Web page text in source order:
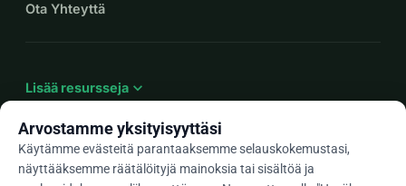
Ota Yhteyttä
Lisää resursseja expand_more
Arvostamme yksityisyyttäsi
Käytämme evästeitä parantaaksemme selauskokemustasi,
näyttääksemme räätälöityjä mainoksia tai sisältöä ja